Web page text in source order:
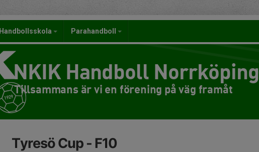
Handbollsskola Parahandboll
NKIK Handboll Norrköping
Tillsammans är vi en förening på väg framåt
Tyresö Cup - F10